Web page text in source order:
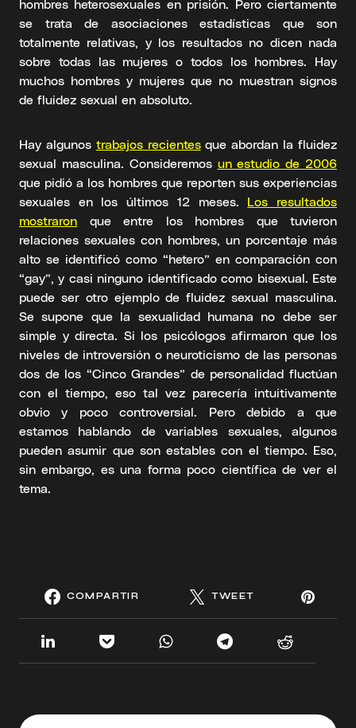
hombres heterosexuales en prisión. Pero ciertamente
se trata de asociaciones estadísticas que son
totalmente relativas, y los resultados no dicen nada
sobre todas las mujeres o todos los hombres. Hay
muchos hombres y mujeres que no muestran signos
de fluidez sexual en absoluto.
Hay algunos trabajos recientesque abordan la fluidez
sexual masculina. Consideremos un estudio de 2006
que pidió a los hombres que reporten sus experiencias
sexuales en los últimos 12 meses. Los resultados
mostraron que entre los hombres que tuvieron
relaciones sexuales con hombres, un porcentaje más
alto se identificó como “hetero” en comparación con
“gay”, y casi ninguno identificado como bisexual. Este
puede ser otro ejemplo de fluidez sexual masculina.
Se supone que la sexualidad humana no debe ser
simple y directa. Si los psicólogos afirmaron que los
niveles de introversión o neuroticismo de las personas
dos de los “Cinco Grandes” de personalidad fluctúan
con el tiempo, eso tal vez parecería intuitivamente
obvio y poco controversial. Pero debido a que
estamos hablando de variables sexuales, algunos
pueden asumir que son estables con el tiempo. Eso,
sin embargo, es una forma poco científica de ver el
tema.
COMPARTIR TWEET